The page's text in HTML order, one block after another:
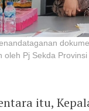
oleh Pj Sekda
itu,